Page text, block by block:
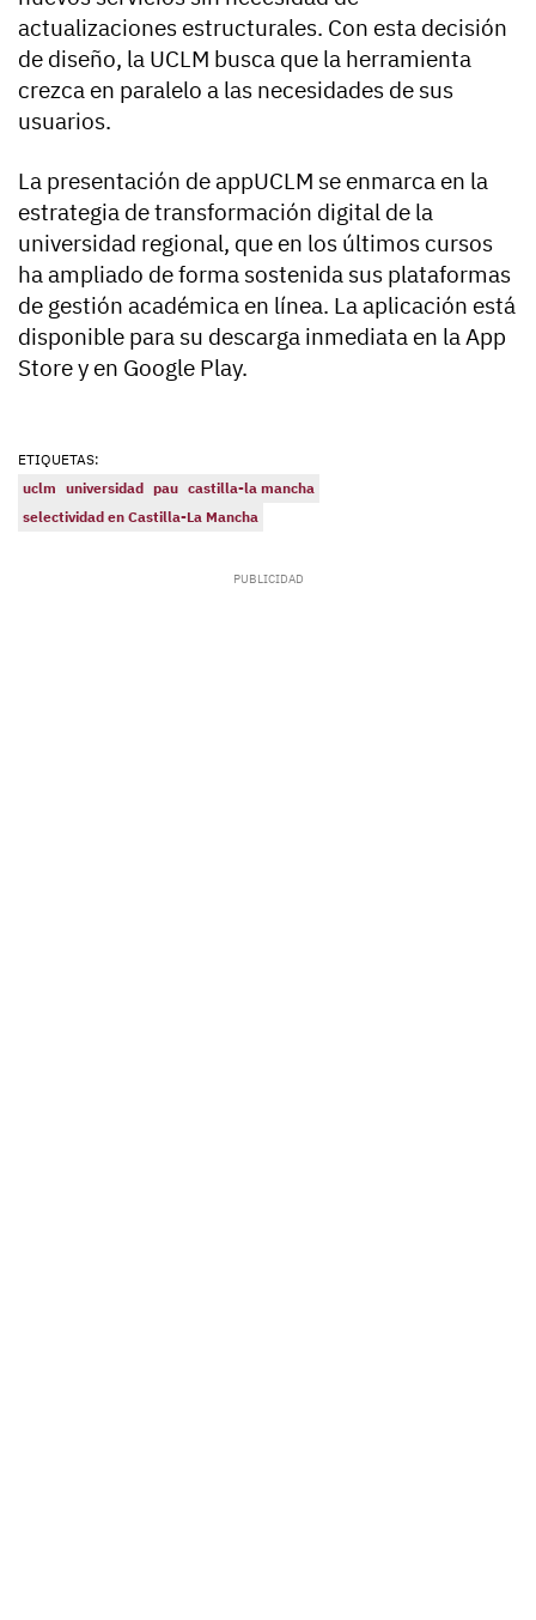
actualizaciones estructurales. Con esta decisión
de diseño, la UCLM busca que la herramienta
crezca en paralelo a las necesidades de sus
usuarios.
La presentación de appUCLM se enmarca en la
estrategia de transformación digital de la
universidad regional, que en los últimos cursos
ha ampliado de forma sostenida sus plataformas
de gestión académica en línea. La aplicación está
disponible para su descarga inmediata en la App
Store y en Google Play.
ETIQUETAS:
uclm universidad pau castilla-la mancha
selectividad en Castilla-La Mancha